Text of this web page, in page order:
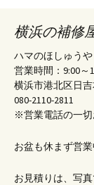
横浜の補修
ハマのほしゅうや
営業時間：9:00～
横浜市港北区日吉
080-2110-2811
※営業電話の一切
お盆も休まず営業
お見積りは、写